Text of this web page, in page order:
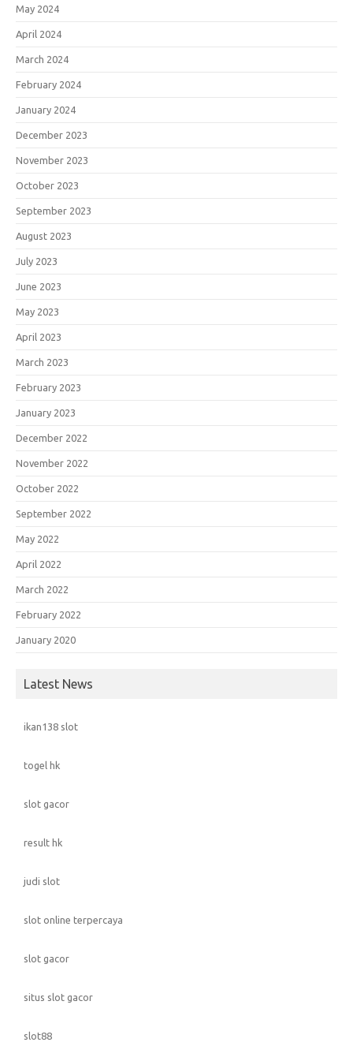
May 2024
April 2024
March 2024
February 2024
January 2024
December 2023
November 2023
October 2023
September 2023
August 2023
July 2023
June 2023
May 2023
April 2023
March 2023
February 2023
January 2023
December 2022
November 2022
October 2022
September 2022
May 2022
April 2022
March 2022
February 2022
January 2020
Latest News
ikan138 slot
togel hk
slot gacor
result hk
judi slot
slot online terpercaya
slot gacor
situs slot gacor
slot88